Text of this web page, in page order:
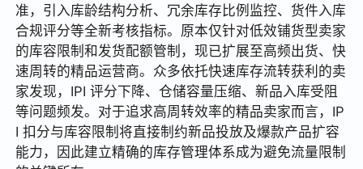
准，引入库龄结构分析、冗余库存比例监控、货件入库
合规评分等全新考核指标。原本仅针对低效铺货型卖家
的库容限制和发货配额管制，现已扩展至高频出货、快
速周转的精品运营商。众多依托快速库存流转获利的卖
家发现，IPI 评分下降、仓储容量压缩、新品入库受阻
等问题频发。对于追求高周转效率的精品卖家而言，IP
I 扣分与库容限制将直接制约新品投放及爆款产品扩容
能力，因此建立精确的库存管理体系成为避免流量限制